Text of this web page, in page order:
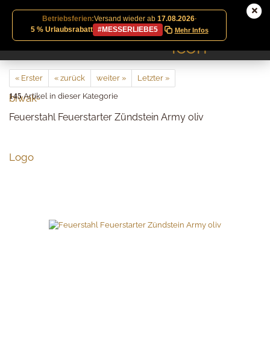
Betriebsferien:Versand wieder ab 17.08.2026·
5 % Urlaubsrabatt
#MESSERLIEBE5 Mehr Infos
« Erster « zurück weiter »
Letzter »
145Artikel in dieser Kategorie
Feuerstahl Feuerstarter Zündstein Army oliv